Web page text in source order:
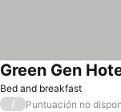
Bed and breakfast
Green Gen
/ Puntuación no